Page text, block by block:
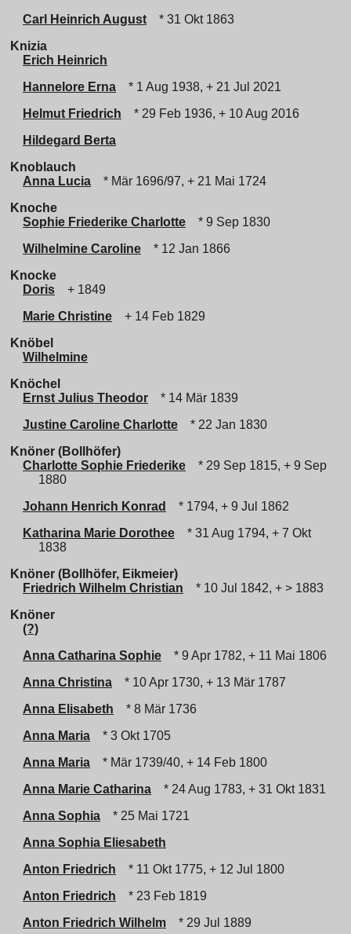
Carl Heinrich August
* 31 Okt 1863
Knizia
Erich Heinrich
Hannelore Erna
* 1 Aug 1938, + 21 Jul 2021
Helmut Friedrich
* 29 Feb 1936, + 10 Aug 2016
Hildegard Berta
Knoblauch
Anna Lucia
* Mär 1696/97, + 21 Mai 1724
Knoche
Sophie Friederike Charlotte
* 9 Sep 1830
Wilhelmine Caroline
* 12 Jan 1866
Knocke
Doris
+ 1849
Marie Christine
+ 14 Feb 1829
Knöbel
Wilhelmine
Knöchel
Ernst Julius Theodor
* 14 Mär 1839
Justine Caroline Charlotte
* 22 Jan 1830
Knöner (Bollhöfer)
Charlotte Sophie Friederike
* 29 Sep 1815, + 9 Sep
1880
Johann Henrich Konrad
* 1794, + 9 Jul 1862
Katharina Marie Dorothee
* 31 Aug 1794, + 7 Okt
1838
Knöner (Bollhöfer, Eikmeier)
Friedrich Wilhelm Christian
* 10 Jul 1842, + > 1883
Knöner
(?)
Anna Catharina Sophie
* 9 Apr 1782, + 11 Mai 1806
Anna Christina
* 10 Apr 1730, + 13 Mär 1787
Anna Elisabeth
* 8 Mär 1736
Anna Maria
* 3 Okt 1705
Anna Maria
* Mär 1739/40, + 14 Feb 1800
Anna Marie Catharina
* 24 Aug 1783, + 31 Okt 1831
Anna Sophia
* 25 Mai 1721
Anna Sophia Eliesabeth
Anton Friedrich
* 11 Okt 1775, + 12 Jul 1800
Anton Friedrich
* 23 Feb 1819
Anton Friedrich Wilhelm
* 29 Jul 1889